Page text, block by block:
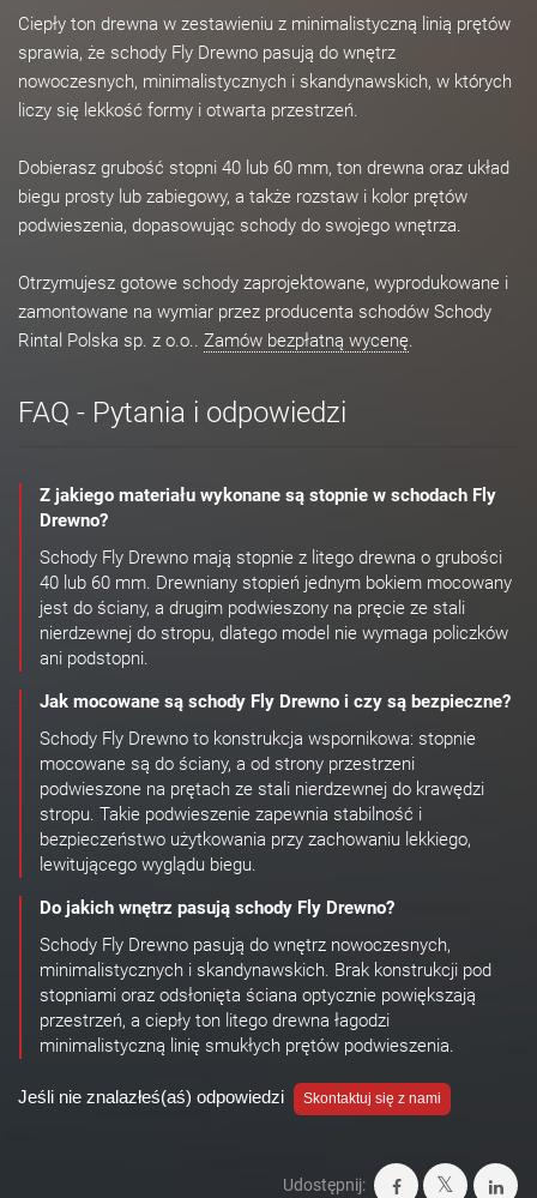
Ciepły ton drewna w zestawieniu z minimalistyczną linią prętów
sprawia, że schody Fly Drewno pasują do wnętrz
nowoczesnych, minimalistycznych i skandynawskich, w których
liczy się lekkość formy i otwarta przestrzeń.
Dobierasz grubość stopni 40 lub 60 mm, ton drewna oraz układ
biegu prosty lub zabiegowy, a także rozstaw i kolor prętów
podwieszenia, dopasowując schody do swojego wnętrza.
Otrzymujesz gotowe schody zaprojektowane, wyprodukowane i
zamontowane na wymiar przez producenta schodów Schody
Rintal Polska sp. z o.o.. Zamów bezpłatną wycenę.
FAQ - Pytania i odpowiedzi
Z jakiego materiału wykonane są stopnie w schodach Fly
Drewno?
Schody Fly Drewno mają stopnie z litego drewna o grubości
40 lub 60 mm. Drewniany stopień jednym bokiem mocowany
jest do ściany, a drugim podwieszony na pręcie ze stali
nierdzewnej do stropu, dlatego model nie wymaga policzków
ani podstopni.
Jak mocowane są schody Fly Drewno i czy są bezpieczne?
Schody Fly Drewno to konstrukcja wspornikowa: stopnie
mocowane są do ściany, a od strony przestrzeni
podwieszone na prętach ze stali nierdzewnej do krawędzi
stropu. Takie podwieszenie zapewnia stabilność i
bezpieczeństwo użytkowania przy zachowaniu lekkiego,
lewitującego wyglądu biegu.
Do jakich wnętrz pasują schody Fly Drewno?
Schody Fly Drewno pasują do wnętrz nowoczesnych,
minimalistycznych i skandynawskich. Brak konstrukcji pod
stopniami oraz odsłonięta ściana optycznie powiększają
przestrzeń, a ciepły ton litego drewna łagodzi
minimalistyczną linię smukłych prętów podwieszenia.
Jeśli nie znalazłeś(aś) odpowiedzi Skontaktuj się z nami
Udostępnij: